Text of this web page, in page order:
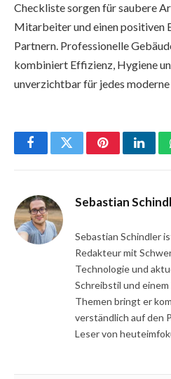
Checkliste sorgen für saubere
Mitarbeiter und einen positiven
Partnern. Professionelle
kombiniert Effizienz, Hygiene
unverzichtbar für jedes
FacebookTwitterPinterest
Sebastian
Sebastian Schindler
Redakteur mit
Technologie und
Schreibstil und
Themen bringt er
verständlich auf den
Leser von